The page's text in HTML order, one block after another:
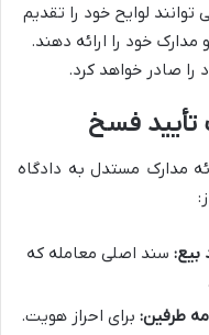
لوایح خود را تقدیم
مدارک خود را ارائه دهند.
را صادر خواهد کرد.
تأیید فسخ
مدارک مستدل به دادگاه
بیع: سند اصلی معامله که
طرفین: برای احراز هویت.